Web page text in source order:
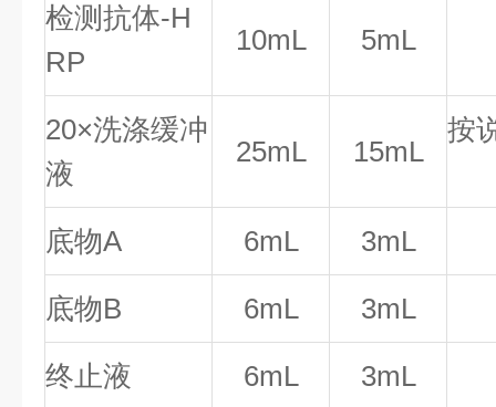
检测抗体-H
RP
10mL 5mL
20×洗涤缓冲
液
25mL 15mL
按
底物A 6mL 3mL
底物B 6mL 3mL
终止液 6mL 3mL